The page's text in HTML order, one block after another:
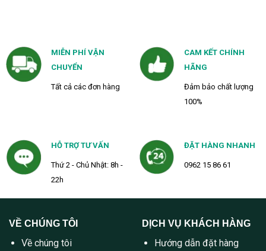
MIỄN PHÍ VẬN
CHUYỂN
Tất cả các đơn hàng
CAM KẾT CHÍNH
HÃNG
Đảm bảo chất lượng
100%
HỖ TRỢ TƯ VẤN
Thứ 2 - Chủ Nhật: 8h -
22h
ĐẶT HÀNG NHANH
0962 15 86 61
VỀ CHÚNG TÔI
Về chúng tôi
DỊCH VỤ KHÁCH HÀNG
Hướng dẫn đặt hàng